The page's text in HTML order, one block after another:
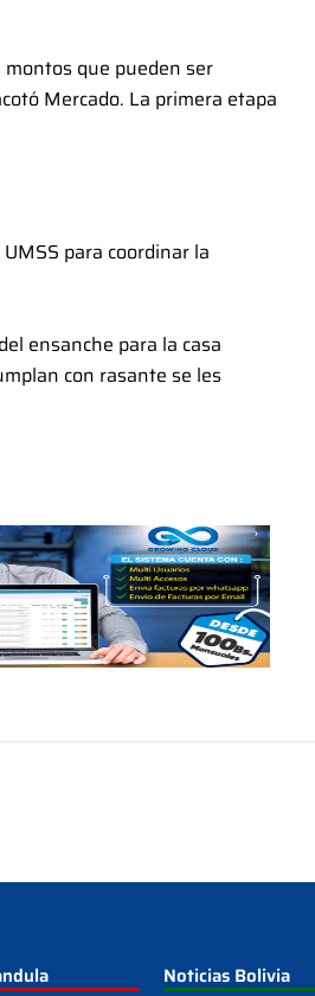
que pueden ser
Mercado. La primera etapa
para coordinar la
ensanche para la casa
con rasante se les
Noticias Bolivia